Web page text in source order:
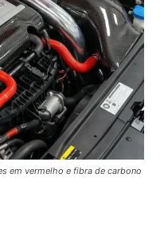
em vermelho e fibra de carbono